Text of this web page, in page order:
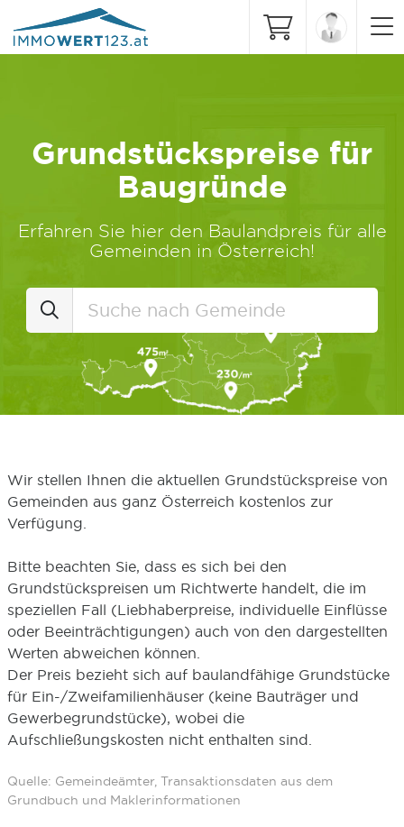
Grundstückspreise für
Baugründe
Erfahren Sie hier den Baulandpreis für alle
Gemeinden in Österreich!
Wir stellen Ihnen die aktuellen Grundstückspreise von
Gemeinden aus ganz Österreich kostenlos zur
Verfügung.
Bitte beachten Sie, dass es sich bei den
Grundstückspreisen um Richtwerte handelt, die im
speziellen Fall (Liebhaberpreise, individuelle Einflüsse
oder Beeinträchtigungen) auch von den dargestellten
Werten abweichen können.
Der Preis bezieht sich auf baulandfähige Grundstücke
für Ein-/Zweifamilienhäuser (keine Bauträger und
Gewerbegrundstücke), wobei die
Aufschließungskosten nicht enthalten sind.
Quelle: Gemeindeämter, Transaktionsdaten aus dem
Grundbuch und Maklerinformationen